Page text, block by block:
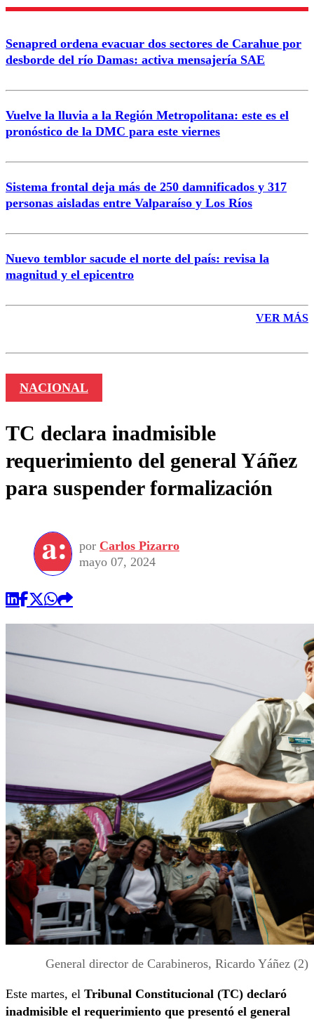
Nombre
Correo
Enviar comentario
Senapred ordena evacuar dos sectores de Carahue por
desborde del río Damas: activa mensajería SAE
Vuelve la lluvia a la Región Metropolitana: este es el
pronóstico de la DMC para este viernes
Sistema frontal deja más de 250 damnificados y 317
personas aisladas entre Valparaíso y Los Ríos
Nuevo temblor sacude el norte del país: revisa la
magnitud y el epicentro
VER MÁS
NACIONAL
TC declara inadmisible
requerimiento del general Yáñez
para suspender formalización
por Carlos Pizarro
mayo 07, 2024
General director de Carabineros, Ricardo Yáñez (2)
Este martes, el Tribunal Constitucional (TC) declaró
inadmisible el requerimiento que presentó el general